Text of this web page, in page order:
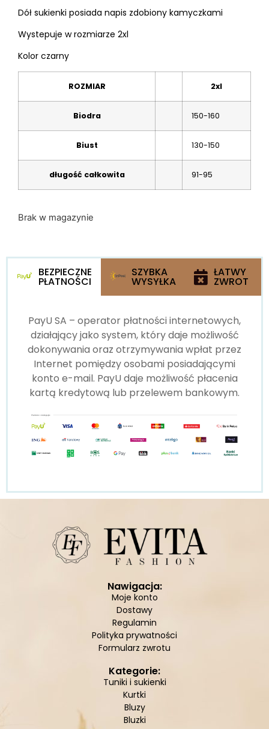
Dół sukienki posiada napis zdobiony kamyczkami
Wystepuje w rozmiarze 2xl
Kolor czarny
ROZMIAR 2xl
Biodra 150-160
Biust 130-150
długość całkowita 91-95
Brak w magazynie
BEZPIECZNE
PŁATNOŚCI
SZYBKA
WYSYŁKA
ŁATWY
ZWROT
PayU SA – operator płatności internetowych,
działający jako system, który daje możliwość
dokonywania oraz otrzymywania wpłat przez
Internet pomiędzy osobami posiadającymi
konto e-mail. PayU daje możliwość płacenia
kartą kredytową lub przelewem bankowym.
Nawigacja:
Moje konto
Dostawy
Regulamin
Polityka prywatności
Formularz zwrotu
Kategorie:
Tuniki i sukienki
Kurtki
Bluzy
Bluzki